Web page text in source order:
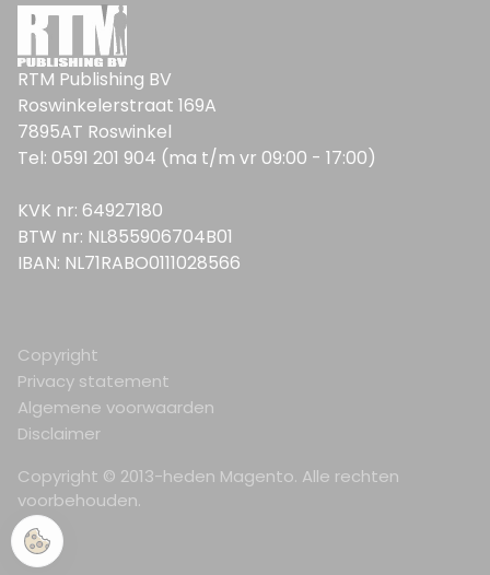
RTM Publishing BV
Roswinkelerstraat 169A
7895AT Roswinkel
Tel: 0591 201 904 (ma t/m vr 09:00 - 17:00)
KVK nr: 64927180
BTW nr: NL855906704B01
IBAN: NL71RABO0111028566
Copyright © 2013-heden Magento. Alle rechten
voorbehouden.
Copyright
Privacy statement
Algemene voorwaarden
Disclaimer